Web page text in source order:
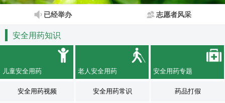
已经举办 志愿者风采
安全用药知识
儿童安全用药 老人安全用药 安全用药专题
安全用药视频 安全用药常识 药品打假